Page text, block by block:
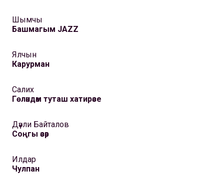
Шымчы
Башмагым JAZZ
Ялчын
Карурман
Салих
Гөләндәм туташ хатирәсе
Дәүли Байталов
Соңгы әсәр
Илдар
Чулпан